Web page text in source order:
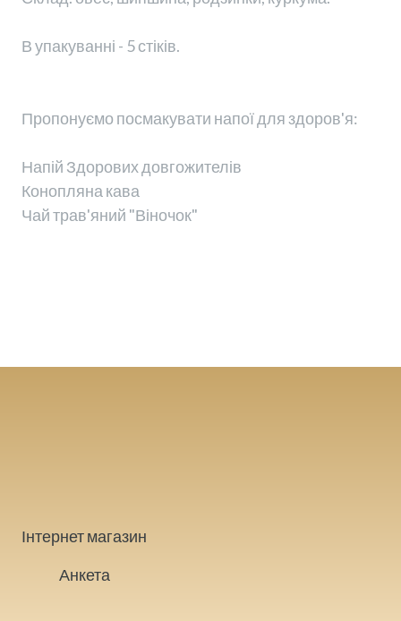
В упакуванні - 5 стіків.
Пропонуємо посмакувати напої для здоров'я:
Напій Здорових довгожителів
Конопляна кава
Чай трав'яний "Віночок"
Інтернет магазин
Анкета